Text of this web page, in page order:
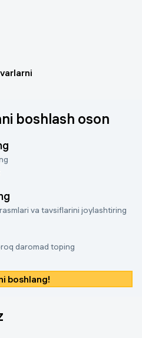
boshlash oson
va tavsiflarini joylashtiring
daromad toping
boshlang!